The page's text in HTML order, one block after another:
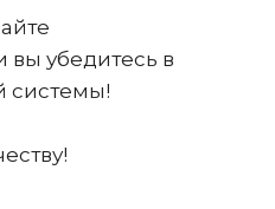
вы убедитесь в
системы!